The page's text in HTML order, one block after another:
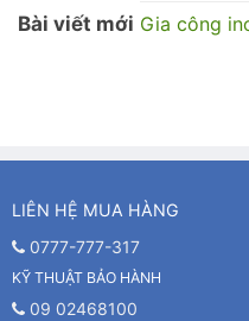
Bài viết mới Gia công
LIÊN HỆ MUA HÀNG
0777-777-317
KỸ THUẬT BẢO HÀNH
09 02468100